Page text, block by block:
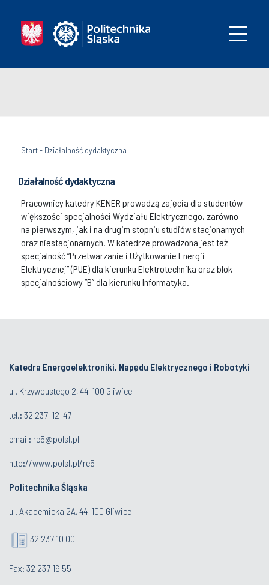
Start- Działalność dydaktyczna
Działalność dydaktyczna
Pracownicy katedry KENER prowadzą zajęcia dla studentów
większości specjalności Wydziału Elektrycznego, zarówno
na pierwszym, jak i na drugim stopniu studiów stacjonarnych
oraz niestacjonarnych. W katedrze prowadzona jest też
specjalność “Przetwarzanie i Użytkowanie Energii
Elektrycznej” (PUE) dla kierunku Elektrotechnika oraz blok
specjalnościowy “B” dla kierunku Informatyka.
Katedra Energoelektroniki, Napędu Elektrycznego i Robotyki
ul. Krzywoustego 2, 44-100 Gliwice
tel.: 32 237-12-47
email: re5@polsl.pl
http://www.polsl.pl/re5
Politechnika Śląska
ul. Akademicka 2A, 44-100 Gliwice
32 237 10 00
Fax: 32 237 16 55